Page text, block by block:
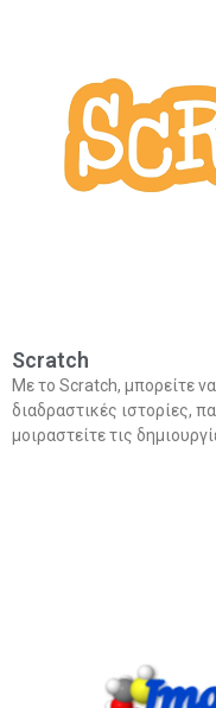
Scratch
Με το Scratch, μπορείτε
διαδραστικές ιστορίες,
μοιραστείτε τις